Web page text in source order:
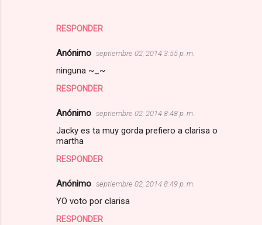
RESPONDER
Anónimo septiembre 02, 2014 3:55 p. m.
ninguna ~_~
RESPONDER
Anónimo septiembre 02, 2014 8:48 p. m.
Jacky es ta muy gorda prefiero a clarisa o
martha
RESPONDER
Anónimo septiembre 02, 2014 8:49 p. m.
YO voto por clarisa
RESPONDER